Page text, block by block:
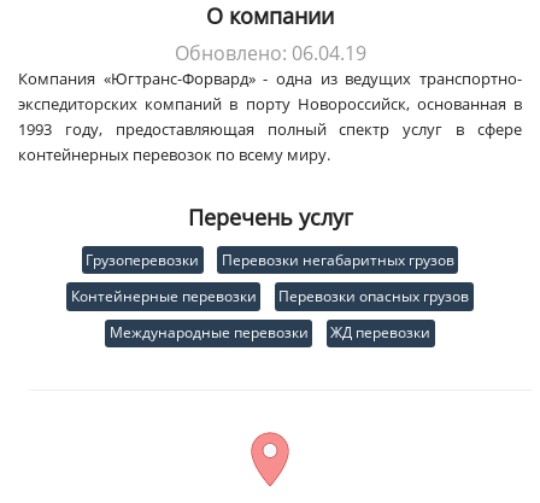
О компании
Обновлено: 06.04.19
Компания «Югтранс-Форвард» - одна из ведущих транспортно-
экспедиторских компаний в порту Новороссийск, основанная в
1993 году, предоставляющая полный спектр услуг в сфере
контейнерных перевозок по всему миру.
Перечень услуг
Грузоперевозки
Перевозки негабаритных грузов
Контейнерные перевозки
Перевозки опасных грузов
Международные перевозки
ЖД перевозки